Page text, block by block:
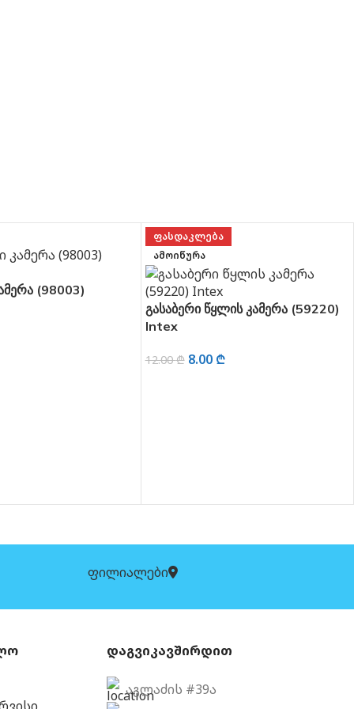
(98003)
ᲤᲐᲡᲓᲐᲙᲚᲔᲑᲐ
ᲐᲛᲝᲘᲬᲣᲠᲐ
გასაბერი წყლის კამერა (59220)
Intex
12.00₾ 8.00 ₾
ფილიალები
დაგვიკავშირდით
აგლაძის #39ა